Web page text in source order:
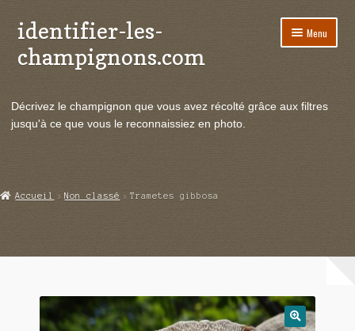
Aller
à
la
Aller
au
contenu
identifier-les-
champignons.com
Menu
le
Actualités
Echanges et contacts
Décrivez le champignon que vous avez récolté grâce aux filtres
jusqu'à ce que vous le reconnaissiez en photo.
Accueil Non classé Trametes gibbosa